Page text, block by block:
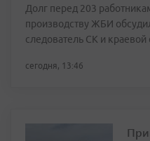
Долг перед 203
производству ЖБИ
следователь СК и
сегодня, 13:46